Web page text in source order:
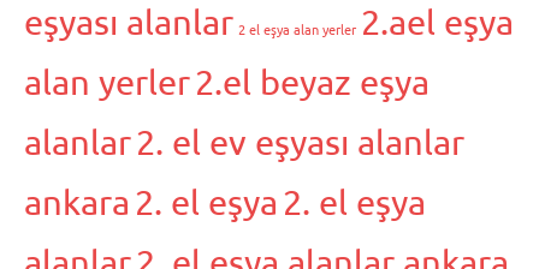
eşyası alanlar 2 el eşya alan yerler 2.ael eşya
alan yerler2.el beyaz eşya
alanlar2. el ev eşyası alanlar
ankara 2. el eşya 2. el eşya